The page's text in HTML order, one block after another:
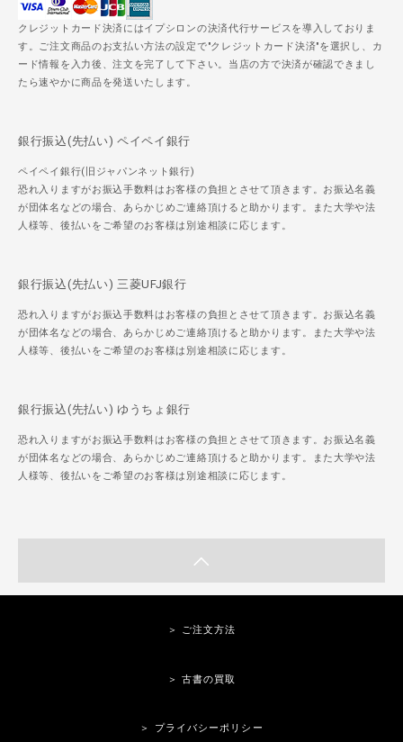
クレジットカード決済にはイプシロンの決済代行サービスを導入しておりま
す。ご注文商品のお支払い方法の設定で"クレジットカード決済"を選択し、カ
ード情報を入力後、注文を完了して下さい。当店の方で決済が確認できまし
たら速やかに商品を発送いたします。
銀行振込(先払い) ペイペイ銀行
ペイペイ銀行(旧ジャパンネット銀行)
恐れ入りますがお振込手数料はお客様の負担とさせて頂きます。お振込名義
が団体名などの場合、あらかじめご連絡頂けると助かります。また大学や法
人様等、後払いをご希望のお客様は別途相談に応じます。
銀行振込(先払い) 三菱UFJ銀行
恐れ入りますがお振込手数料はお客様の負担とさせて頂きます。お振込名義
が団体名などの場合、あらかじめご連絡頂けると助かります。また大学や法
人様等、後払いをご希望のお客様は別途相談に応じます。
銀行振込(先払い) ゆうちょ銀行
恐れ入りますがお振込手数料はお客様の負担とさせて頂きます。お振込名義
が団体名などの場合、あらかじめご連絡頂けると助かります。また大学や法
人様等、後払いをご希望のお客様は別途相談に応じます。
＞ ご注文方法
＞ 古書の買取
＞ プライバシーポリシー